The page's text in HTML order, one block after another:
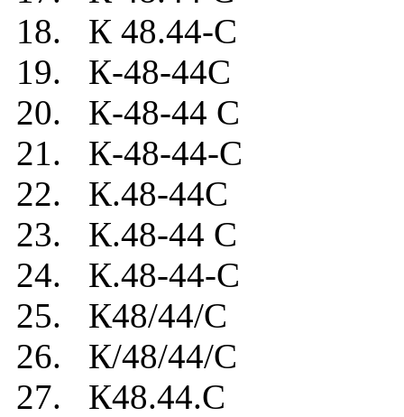
18. К 48.44-C
19. К-48-44C
20. К-48-44 C
21. К-48-44-C
22. К.48-44C
23. К.48-44 C
24. К.48-44-C
25. К48/44/C
26. К/48/44/C
27. К48.44.C